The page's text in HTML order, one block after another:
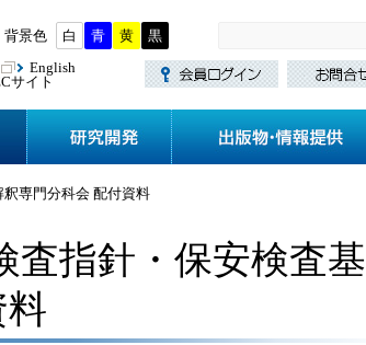
白 青 黄
黒
English
サイト
資格試験・講習
専門分科会 配付資料
査指針・保安検査基